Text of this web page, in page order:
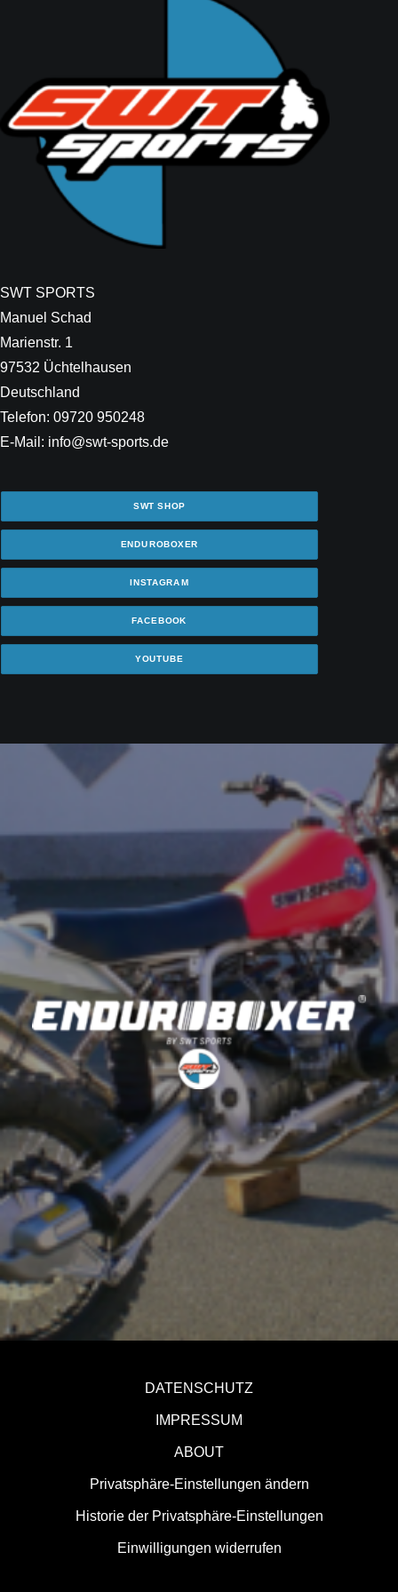
SWT SPORTS
Manuel Schad
Marienstr. 1
97532 Üchtelhausen
Deutschland
Telefon: 09720 950248
E-Mail: info@swt-sports.de
SWT SHOP
ENDUROBOXER
INSTAGRAM
FACEBOOK
YOUTUBE
DATENSCHUTZ
IMPRESSUM
ABOUT
Privatsphäre-Einstellungen ändern
Historie der Privatsphäre-Einstellungen
Einwilligungen widerrufen